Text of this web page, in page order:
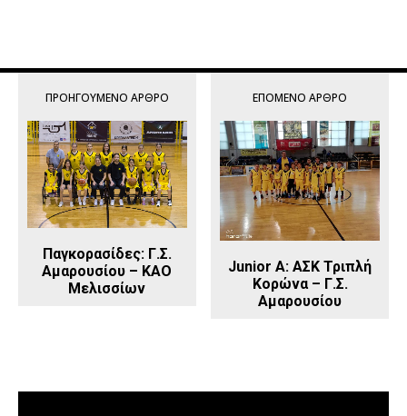
ΠΡΟΗΓΟΎΜΕΝΟ ΆΡΘΡΟ
Παγκορασίδες: Γ.Σ.
Αμαρουσίου – ΚΑΟ
Μελισσίων
ΕΠΌΜΕΝΟ ΆΡΘΡΟ
Junior Α: ΑΣΚ Τριπλή
Κορώνα – Γ.Σ.
Αμαρουσίου